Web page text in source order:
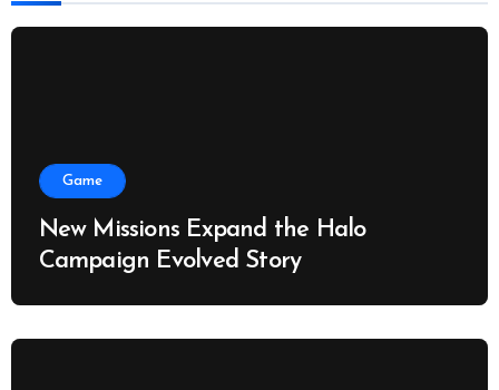
Game
New Missions Expand the Halo
Campaign Evolved Story